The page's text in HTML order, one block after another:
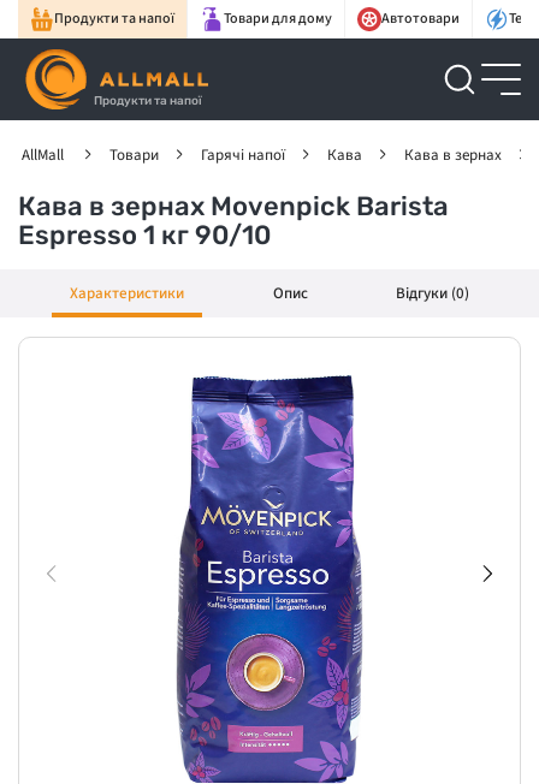
Продукти та напої Товари для дому Автотовари
Продукти та напої
AllMall Товари Гарячі напої Кава Кава в зернах
Кава в зернах Movenpick Barista
Espresso 1 кг 90/10
Характеристики Опис Відгуки (0)